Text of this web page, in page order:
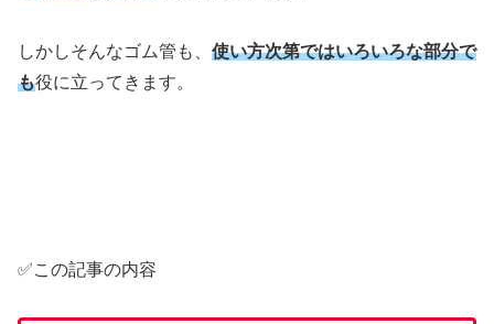
しかしそんなゴム管も、 使い方次第ではいろいろな部分で
も役に立ってきます。
✅この記事の内容